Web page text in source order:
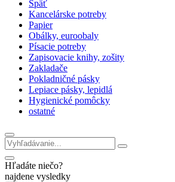
Späť
Kancelárske potreby
Papier
Obálky, euroobaly
Písacie potreby
Zapisovacie knihy, zošity
Zakladače
Pokladničné pásky
Lepiace pásky, lepidlá
Hygienické pomôcky
ostatné
Hľadáte niečo?
najdene vysledky